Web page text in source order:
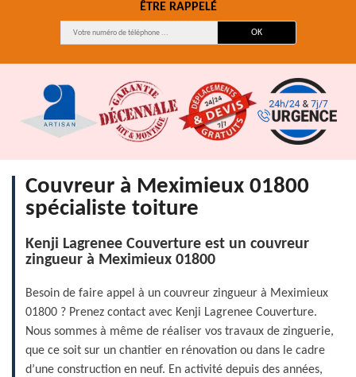
ÊTRE RAPPELÉ
Couvreur à Meximieux 01800
spécialiste toiture
Kenji Lagrenee Couverture est un couvreur
zingueur à Meximieux 01800
Besoin de faire appel à un couvreur zingueur à Meximieux
01800 ? Prenez contact avec Kenji Lagrenee Couverture.
Nous sommes à même de réaliser vos travaux de zinguerie,
que ce soit sur un chantier en rénovation ou dans le cadre
d’une construction en neuf. En activité depuis des années,